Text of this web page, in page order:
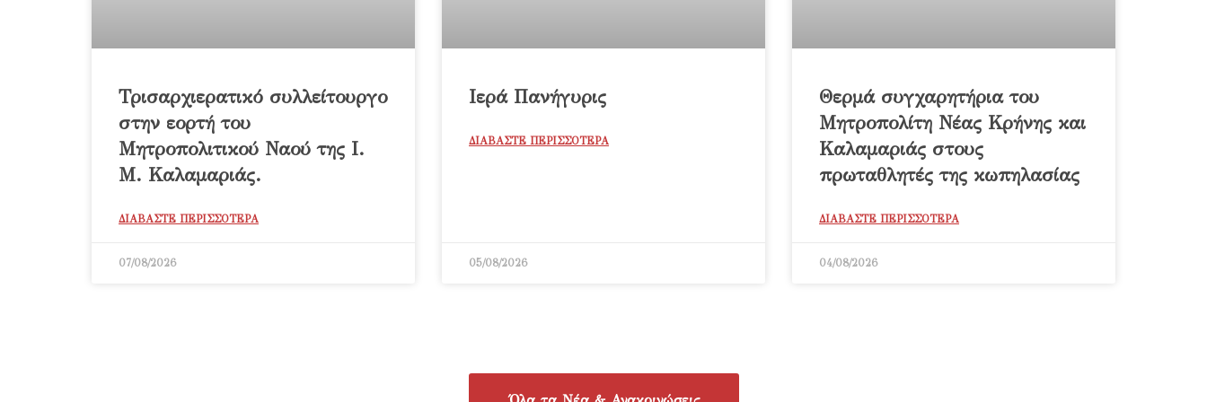
Τρισαρχιερατικό συλλείτουργο
στην εορτή του
Μητροπολιτικού Ναού της Ι.
Μ. Καλαμαριάς.
ΔΙΑΒΑΣΤΕ ΠΕΡΙΣΣΟΤΕΡΑ
07/08/2026
Ιερά Πανήγυρις
ΔΙΑΒΑΣΤΕ ΠΕΡΙΣΣΟΤΕΡΑ
05/08/2026
Θερμά συγχαρητήρια του
Μητροπολίτη Νέας Κρήνης και
Καλαμαριάς στους
πρωταθλητές της κωπηλασίας
ΔΙΑΒΑΣΤΕ ΠΕΡΙΣΣΟΤΕΡΑ
04/08/2026